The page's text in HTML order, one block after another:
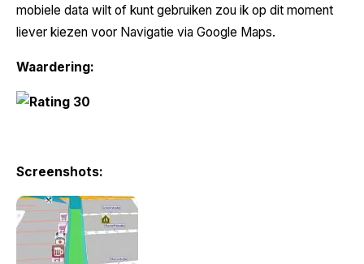
mobiele data wilt of kunt gebruiken zou ik op dit moment
liever kiezen voor Navigatie via Google Maps.
Waardering:
Screenshots: